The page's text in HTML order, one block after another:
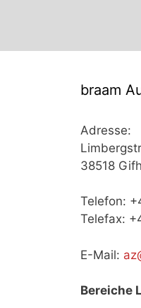
braam
Adresse:
38518
Telefon:
Telefax:
E-Mail:
Bereiche